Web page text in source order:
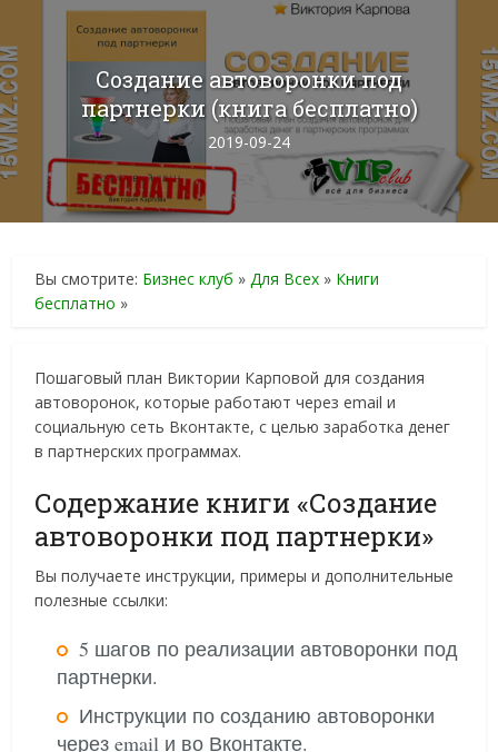
Создание автоворонки под
партнерки (книга бесплатно)
2019-09-24
Вы смотрите: Бизнес клуб »Для Всех » Книги
бесплатно »
Пошаговый план Виктории Карповой для создания
автоворонок, которые работают через email и
социальную сеть Вконтакте, с целью заработка денег
в партнерских программах.
Содержание книги «Создание
автоворонки под партнерки»
Вы получаете инструкции, примеры и дополнительные
полезные ссылки:
5 шагов по реализации автоворонки под
партнерки.
​Инструкции по созданию автоворонки
через email и во Вконтакте.